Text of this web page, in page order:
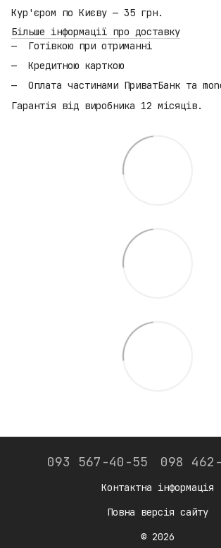
Кур'єром по Києву — 35 грн.
Більше інформації про доставку
Готівкою при отриманні
Кредитною карткою
Оплата частинами ПриватБанк та
Гарантія від виробника 12 місяців.
093 567-40-55 098
Контактна інформація
Повна версія сайту
© 2026